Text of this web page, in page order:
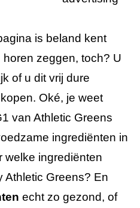
is beland kent
zeggen, toch? U
of u dit vrij dure
Oké, je weet
van Athletic Greens
ingrediënten in
welke ingrediënten
Athletic Greens? En
echt zo gezond, of